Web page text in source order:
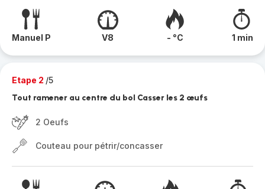
Manuel P V8 - °C 1 min
Etape 2 /5
Tout ramener au centre du bol Casser les 2 œufs
2 Oeufs
Couteau pour pétrir/concasser